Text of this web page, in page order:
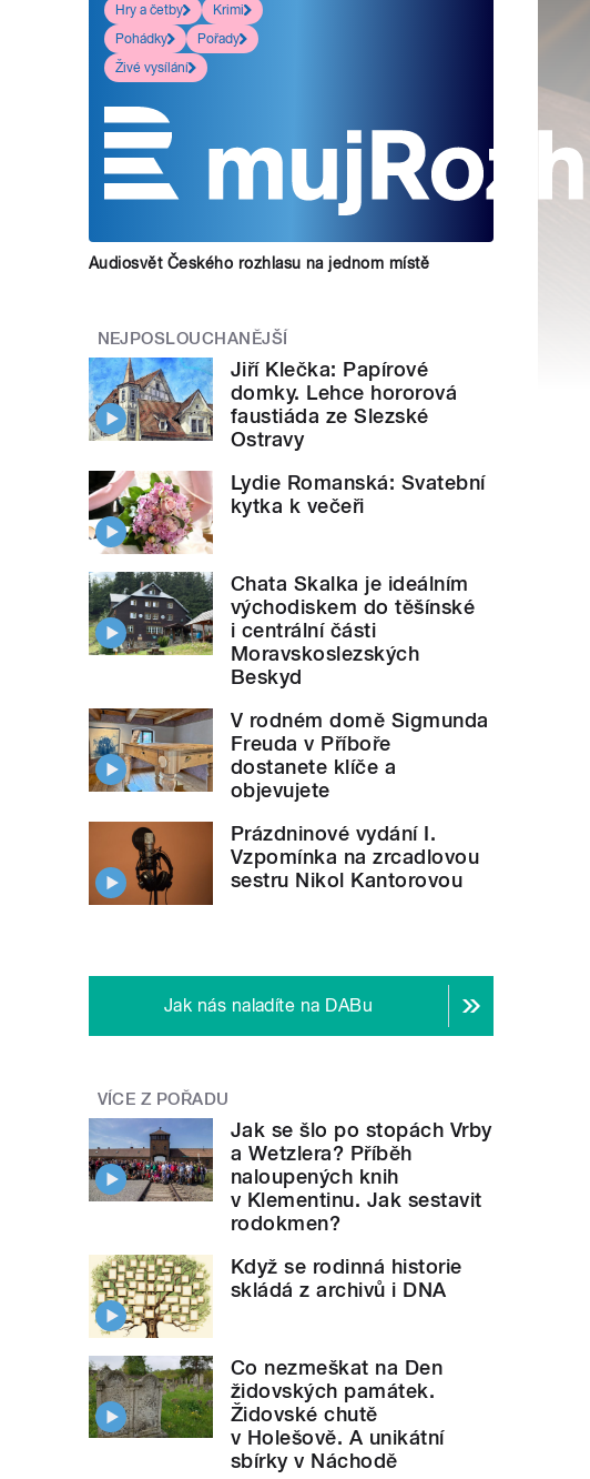
Hry a četby
Krimi
Pohádky
Pořady
Živé vysílání
Audiosvět Českého rozhlasu na jednom místě
NEJPOSLOUCHANĚJŠÍ
Jiří Klečka: Papírové
domky. Lehce hororová
faustiáda ze Slezské
Ostravy
Lydie Romanská: Svatební
kytka k večeři
Chata Skalka je ideálním
východiskem do těšínské
i centrální části
Moravskoslezských
Beskyd
V rodném domě Sigmunda
Freuda v Příboře
dostanete klíče a
objevujete
Prázdninové vydání I.
Vzpomínka na zrcadlovou
sestru Nikol Kantorovou
Jak nás naladíte na DABu
VÍCE Z POŘADU
Jak se šlo po stopách Vrby
a Wetzlera? Příběh
naloupených knih
v Klementinu. Jak sestavit
rodokmen?
Když se rodinná historie
skládá z archivů i DNA
Co nezmeškat na Den
židovských památek.
Židovské chutě
v Holešově. A unikátní
sbírky v Náchodě